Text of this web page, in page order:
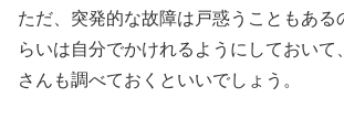
ただ、突発的な故障は戸惑うこともある
らいは自分でかけれるようにしておいて
さんも調べておくといいでしょう。